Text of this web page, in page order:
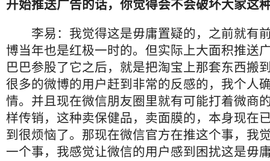
开始推送广告的话，你觉得会不会破坏大家这
李易：我觉得这是毋庸置疑的，之前就有
博当年也是红极一时的。但实际上大面积推送
巴巴参股了它之后，就是把淘宝上那套东西搬
很多的微博的用户赶到非常的反感的，我个人
情。并且现在微信朋友圈里就有可能打着微商
样传销，这种卖保健品，卖面膜的，本身现在
到很烦恼了。那现在微信官方在推这个事，我
一个事，我感觉让微信的用户感到困扰这是毋